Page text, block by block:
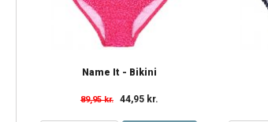
Name It - Bikini
89,95 kr. 44,95 kr.